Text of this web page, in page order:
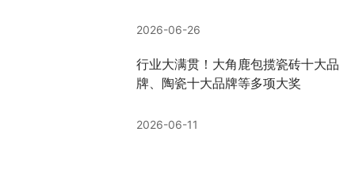
2026-06-26
行业大满贯！大角鹿包揽瓷砖十大品
牌、陶瓷十大品牌等多项大奖
2026-06-11